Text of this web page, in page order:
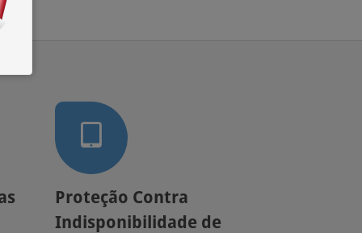
Proteção Contra
Indisponibilidade de